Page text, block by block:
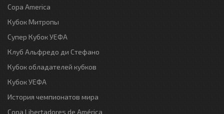
Copa America
Кубок Митропы
Супер Кубок УЕФА
Клуб Альфредо ди Стефано
Кубок обладателей кубков
Кубок УЕФА
История чемпионатов мира
Copa Libertadores de América